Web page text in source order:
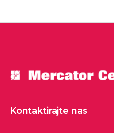
Kontaktirajte nas